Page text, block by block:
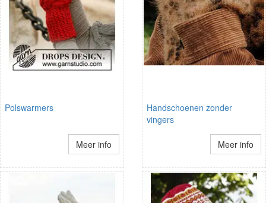
Polswarmers
Meer info
Handschoenen zonder
vingers
Meer info